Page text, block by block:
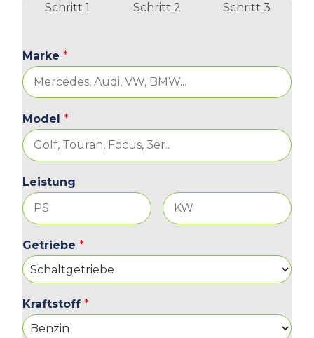
Schritt 1 Schritt 2 Schritt 3
Marke*
Model*
Leistung
Getriebe*
Kraftstoff*